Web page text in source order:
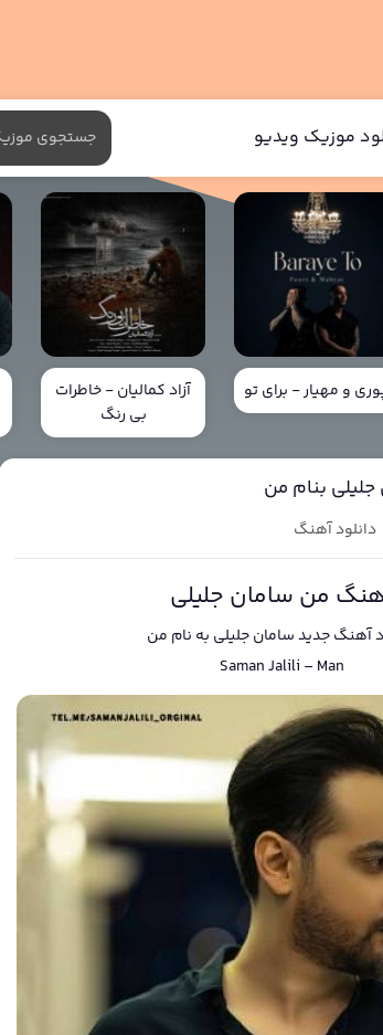
موزیک ویدیو
و مهیار - برای تو
آزاد کمالیان - خاطرات
بی رنگ
بنام من
دانلود آهنگ
من سامان جلیلی
آهنگ جدیدسامان جلیلی به نام من
Saman Jalili –Man